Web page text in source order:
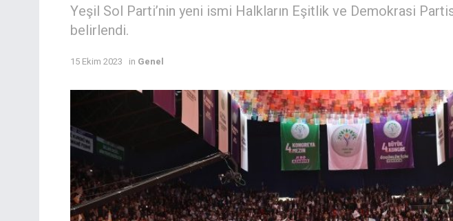
Yeşil Sol Parti’nin yeni ismi Halkların Eşitlik ve Demokrasi
belirlendi.
15 Ekim 2023 in Genel